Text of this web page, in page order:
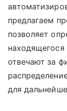
предлагаем
позволяет
отвечают за
для